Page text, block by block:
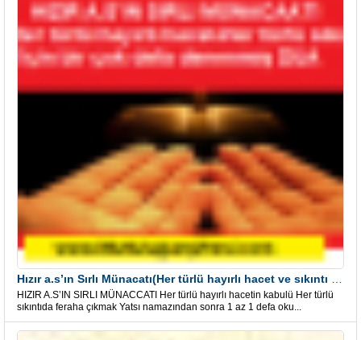
HIZIR A.S’IN SIRLI MÜNACCATI Her türlü hayırlı hacetin kabulü Her türlü
sıkıntıda feraha çıkmak Yatsı namazından sonra 1 az 1 defa oku...